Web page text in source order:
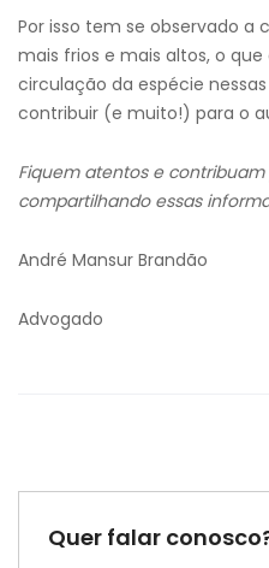
Por isso tem se observado a
mais frios e mais altos, o
circulação da espécie
contribuir (e muito!) para o
Fiquem atentos e
compartilhando essas
André Mansur Brandão
Advogado
Quer falar